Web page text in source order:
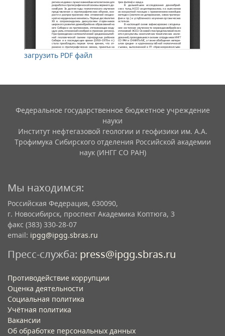
загрузить PDF файл
Федеральное государственное бюджетное учреждение
науки
Институт нефтегазовой геологии и геофизики им. А.А.
Трофимука Сибирского отделения Российской академии
наук (ИНГГ СО РАН)
Мы находимся:
Российская Федерация, 630090,
г. Новосибирск, проспект Академика Коптюга, 3
факс (383) 330-28-07
email: ipgg@ipgg.sbras.ru
Пресс-служба: press@ipgg.sbras.ru
Противодействие коррупции
Оценка деятельности
Социальная политика
Учётная политика​
Вакансии​
Об обработке персональных данных​